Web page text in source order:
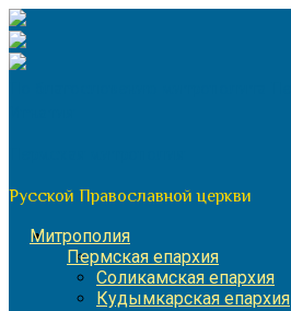
Перейти
к
содержимому
Русской Православной церкви
Митрополия
Пермская епархия
Соликамская епархия
Кудымкарская епархия